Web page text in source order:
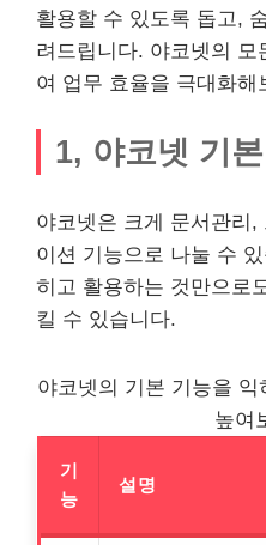
활용할 수 있도록 돕고,
려드립니다. 야코넷의
여 업무 효율을 극대화해
1, 야코넷 기
야코넷은 크게 문서관리,
이션 기능으로 나눌 수
히고 활용하는 것만으로
킬 수 있습니다.
야코넷의 기본 기능을
높여
기
능
설명